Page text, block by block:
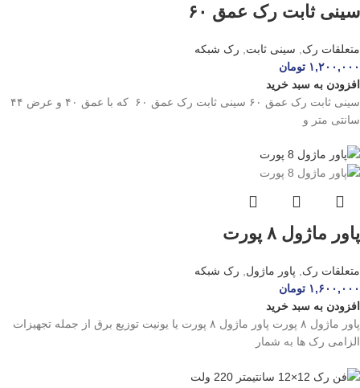
سینی ثابت رک عمق ۶۰
متعلقات رک سینی ثابت
رک شبکه
۱,۲۰۰,۰۰۰ تومان
افزودن به سبد خرید
سینی ثابت رک عمق ۶۰ سینی ثابت رک عمق ۶۰ که با عمق ۴۰ و عرض ۴۴
سانتی متر و
پاور ماژول ۸ پورت
متعلقات رک, پاور ماژول, رک شبکه
۱,۶۰۰,۰۰۰ تومان
افزودن به سبد خرید
پاور ماژول ۸ پورت پاور ماژول ۸ پورت یا یونیت توزیع برق از جمله تجهیزات
الزامی رک ها به شمار